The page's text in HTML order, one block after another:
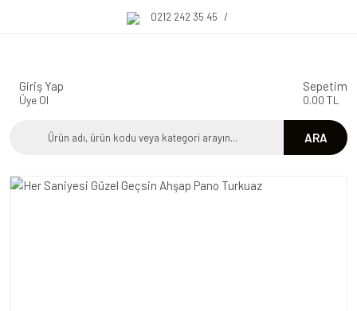
0212 242 35 45 /
ARA
Giriş Yap
Üye Ol
Sepetim
0.00 TL